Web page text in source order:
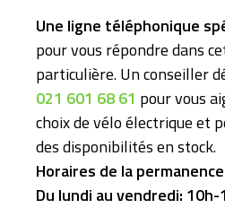
Une ligne téléphonique
pour vous répondre dans
particulière. Un conseiller
021 601 68 61 pour vous
choix de vélo électrique et
des disponibilités en stock.
Horaires de la
Du lundi au vendredi: